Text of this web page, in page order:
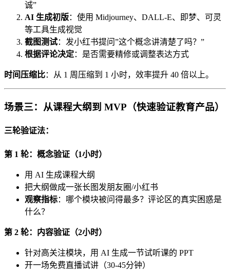
诚”
AI 生成初版：使用 Midjourney、DALL-E、即梦、可灵
等工具生成视觉
截图测试：发小红书提问”这个概念讲清楚了吗？”
根据评论决定：是否需要精修或调整表达方式
时间压缩比：从 1 周压缩到 1 小时，效率提升 40 倍以上。
场景三：从课程大纲到 MVP（快速验证教育产品）
三轮验证法：
第 1 轮：概念验证（1小时）
用 AI 生成课程大纲
把大纲做成一张长图发朋友圈/小红书
观察指标：哪个模块被问得最多？评论区的真实困惑是
什么？
第 2 轮：内容验证（2小时）
针对高关注模块，用 AI 生成一节试听课的 PPT
开一场免费直播试讲（30-45分钟）